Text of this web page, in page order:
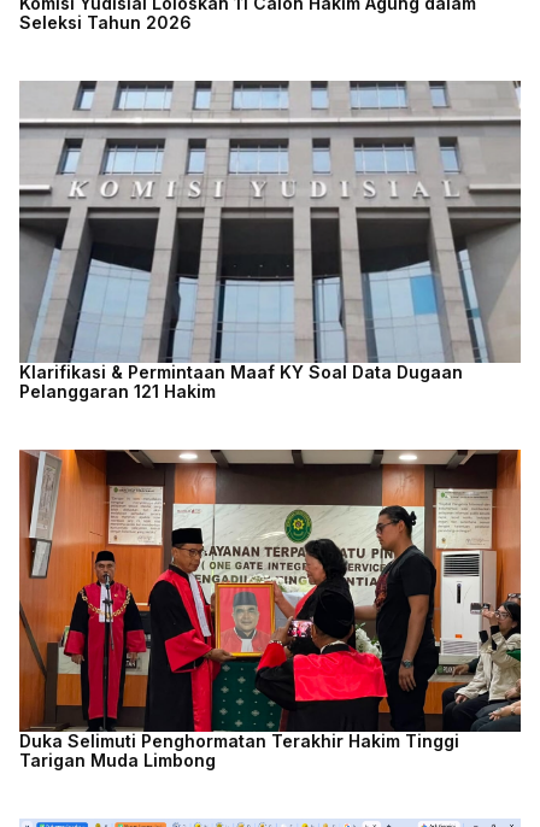
Seleksi Tahun 2026
Klarifikasi & Permintaan Maaf KY Soal Data Dugaan
Pelanggaran 121 Hakim
Duka Selimuti Penghormatan Terakhir Hakim Tinggi
Tarigan Muda Limbong